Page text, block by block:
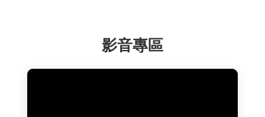
影音專區